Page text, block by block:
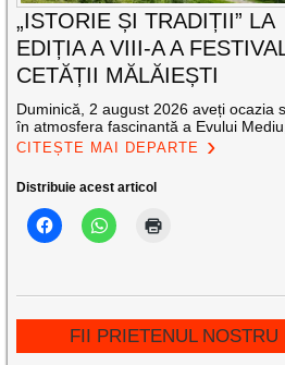
„ISTORIE ȘI TRADIȚII” LA
EDIȚIA A VIII-A A
CETĂȚII MĂLĂIEȘTI
Duminică, 2 august 2026 aveți ocazia
în atmosfera fascinantă a Evului
CITEȘTE MAI DEPARTE
Distribuie acest articol
FII PRIETENUL NOSTRU